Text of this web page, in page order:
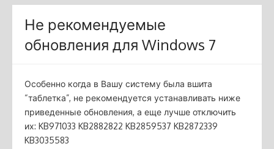
Не рекомендуемые
обновления для Windows 7
Особенно когда в Вашу систему была вшита
“таблетка”, не рекомендуется устанавливать ниже
приведенные обновления, а еще лучше отключить
их: KB971033 KB2882822 KB2859537 KB2872339
KB3035583